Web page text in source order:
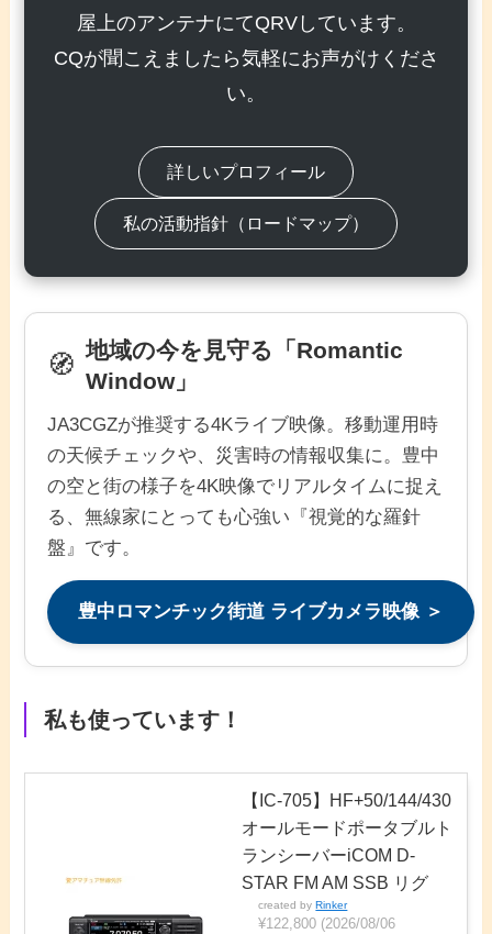
屋上のアンテナにてQRVしています。
CQが聞こえましたら気軽にお声がけくださ
い。
詳しいプロフィール
私の活動指針（ロードマップ）
🧭 地域の今を見守る「Romantic
Window」
JA3CGZが推奨する4Kライブ映像。移動運用時
の天候チェックや、災害時の情報収集に。豊中
の空と街の様子を4K映像でリアルタイムに捉え
る、無線家にとっても心強い『視覚的な羅針
盤』です。
豊中ロマンチック街道 ライブカメラ映像 ＞
私も使っています！
【IC-705】HF+50/144/430
オールモードポータブルト
ランシーバーiCOM D-
STAR FM AM SSB リグ
created by Rinker
¥122,800 (2026/08/06